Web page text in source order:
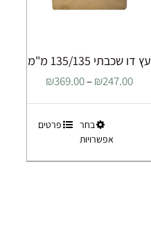
עץ דו שכבתי 135/135 מ"מ
₪247.00
–
₪369.00 טווח
עד
בחר
אפשרויות
למוצר
זה
יש
פרטים